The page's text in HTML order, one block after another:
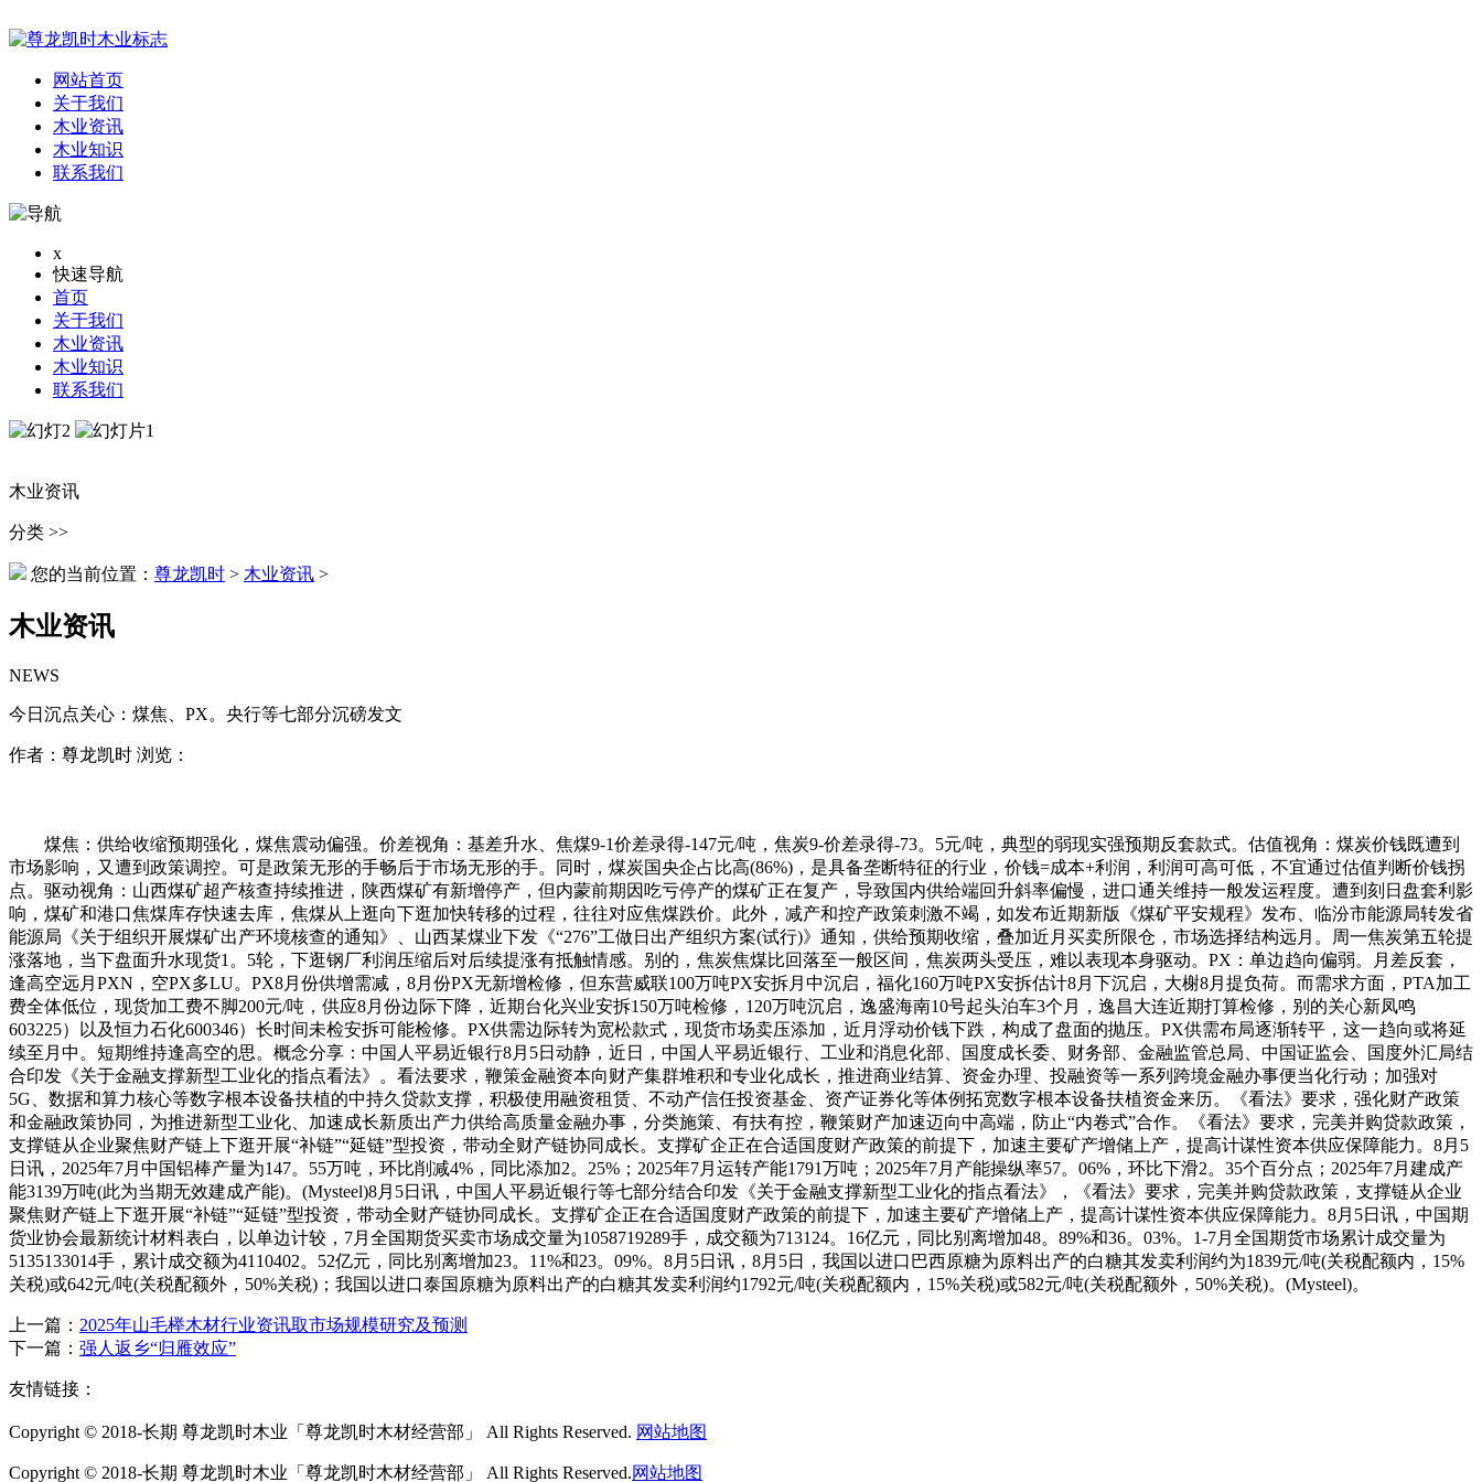
网站首页
关于我们
木业资讯
木业知识
联系我们
x
快速导航
首页
关于我们
木业资讯
木业知识
联系我们
木业资讯
分类 >>
您的当前位置： 尊龙凯时 > 木业资讯 >
木业资讯
NEWS
今日沉点关心：煤焦、PX。央行等七部分沉磅发文
作者：尊龙凯时 浏览：
煤焦：供给收缩预期强化，煤焦震动偏强。价差视角：基差升水、焦煤9-1价差录得-147元/吨，焦炭9-价差录得-73。5元/吨，典型的弱现实强预期反套款式。估值视角：煤炭价钱既遭到
市场影响，又遭到政策调控。可是政策无形的手畅后于市场无形的手。同时，煤炭国央企占比高(86%)，是具备垄断特征的行业，价钱=成本+利润，利润可高可低，不宜通过估值判断价钱拐
点。驱动视角：山西煤矿超产核查持续推进，陕西煤矿有新增停产，但内蒙前期因吃亏停产的煤矿正在复产，导致国内供给端回升斜率偏慢，进口通关维持一般发运程度。遭到刻日盘套利影
响，煤矿和港口焦煤库存快速去库，焦煤从上逛向下逛加快转移的过程，往往对应焦煤跌价。此外，减产和控产政策刺激不竭，如发布近期新版《煤矿平安规程》发布、临汾市能源局转发省
能源局《关于组织开展煤矿出产环境核查的通知》、山西某煤业下发《“276”工做日出产组织方案(试行)》通知，供给预期收缩，叠加近月买卖所限仓，市场选择结构远月。周一焦炭第五轮提
涨落地，当下盘面升水现货1。5轮，下逛钢厂利润压缩后对后续提涨有抵触情感。别的，焦炭焦煤比回落至一般区间，焦炭两头受压，难以表现本身驱动。PX：单边趋向偏弱。月差反套，
逢高空远月PXN，空PX多LU。PX8月份供增需减，8月份PX无新增检修，但东营威联100万吨PX安拆月中沉启，福化160万吨PX安拆估计8月下沉启，大榭8月提负荷。而需求方面，PTA加工
费全体低位，现货加工费不脚200元/吨，供应8月份边际下降，近期台化兴业安拆150万吨检修，120万吨沉启，逸盛海南10号起头泊车3个月，逸昌大连近期打算检修，别的关心新凤鸣
603225）以及恒力石化600346）长时间未检安拆可能检修。PX供需边际转为宽松款式，现货市场卖压添加，近月浮动价钱下跌，构成了盘面的抛压。PX供需布局逐渐转平，这一趋向或将延
续至月中。短期维持逢高空的思。概念分享：中国人平易近银行8月5日动静，近日，中国人平易近银行、工业和消息化部、国度成长委、财务部、金融监管总局、中国证监会、国度外汇局结
合印发《关于金融支撑新型工业化的指点看法》。看法要求，鞭策金融资本向财产集群堆积和专业化成长，推进商业结算、资金办理、投融资等一系列跨境金融办事便当化行动；加强对
5G、数据和算力核心等数字根本设备扶植的中持久贷款支撑，积极使用融资租赁、不动产信任投资基金、资产证券化等体例拓宽数字根本设备扶植资金来历。《看法》要求，强化财产政策
和金融政策协同，为推进新型工业化、加速成长新质出产力供给高质量金融办事，分类施策、有扶有控，鞭策财产加速迈向中高端，防止“内卷式”合作。《看法》要求，完美并购贷款政策，
支撑链从企业聚焦财产链上下逛开展“补链”“延链”型投资，带动全财产链协同成长。支撑矿企正在合适国度财产政策的前提下，加速主要矿产增储上产，提高计谋性资本供应保障能力。8月5
日讯，2025年7月中国铝棒产量为147。55万吨，环比削减4%，同比添加2。25%；2025年7月运转产能1791万吨；2025年7月产能操纵率57。06%，环比下滑2。35个百分点；2025年7月建成产
能3139万吨(此为当期无效建成产能)。(Mysteel)8月5日讯，中国人平易近银行等七部分结合印发《关于金融支撑新型工业化的指点看法》，《看法》要求，完美并购贷款政策，支撑链从企业
聚焦财产链上下逛开展“补链”“延链”型投资，带动全财产链协同成长。支撑矿企正在合适国度财产政策的前提下，加速主要矿产增储上产，提高计谋性资本供应保障能力。8月5日讯，中国期
货业协会最新统计材料表白，以单边计较，7月全国期货买卖市场成交量为1058719289手，成交额为713124。16亿元，同比别离增加48。89%和36。03%。1-7月全国期货市场累计成交量为
5135133014手，累计成交额为4110402。52亿元，同比别离增加23。11%和23。09%。8月5日讯，8月5日，我国以进口巴西原糖为原料出产的白糖其发卖利润约为1839元/吨(关税配额内，15%
关税)或642元/吨(关税配额外，50%关税)；我国以进口泰国原糖为原料出产的白糖其发卖利润约1792元/吨(关税配额内，15%关税)或582元/吨(关税配额外，50%关税)。(Mysteel)。
上一篇： 2025年山毛榉木材行业资讯取市场规模研究及预测
下一篇： 强人返乡“归雁效应”
友情链接：
Copyright © 2018-长期 尊龙凯时木业「尊龙凯时木材经营部」 All Rights Reserved. 网站地图
Copyright © 2018-长期 尊龙凯时木业「尊龙凯时木材经营部」 All Rights Reserved.网站地图